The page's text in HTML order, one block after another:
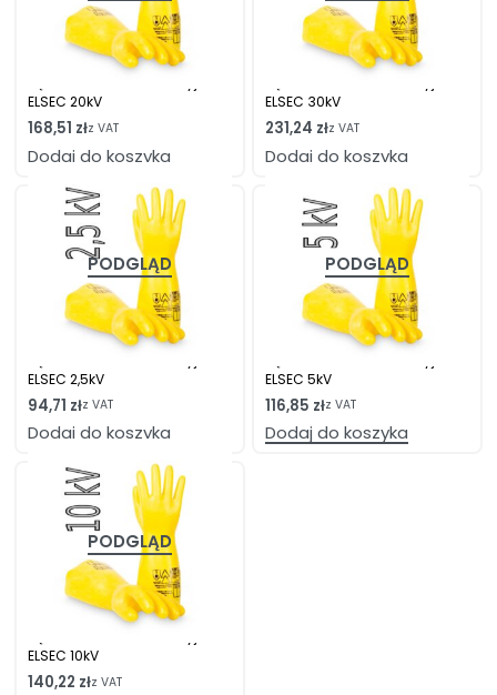
ELSEC 20kV
168,51 złz VAT
Dodaj do koszyka
ELSEC 30kV
231,24 złz VAT
Dodaj do koszyka
PODGLĄD
ELSEC 2,5kV
94,71 złz VAT
Dodaj do koszyka
PODGLĄD
ELSEC 5kV
116,85 złz VAT
Dodaj do koszyka
PODGLĄD
ELSEC 10kV
140,22 złz VAT